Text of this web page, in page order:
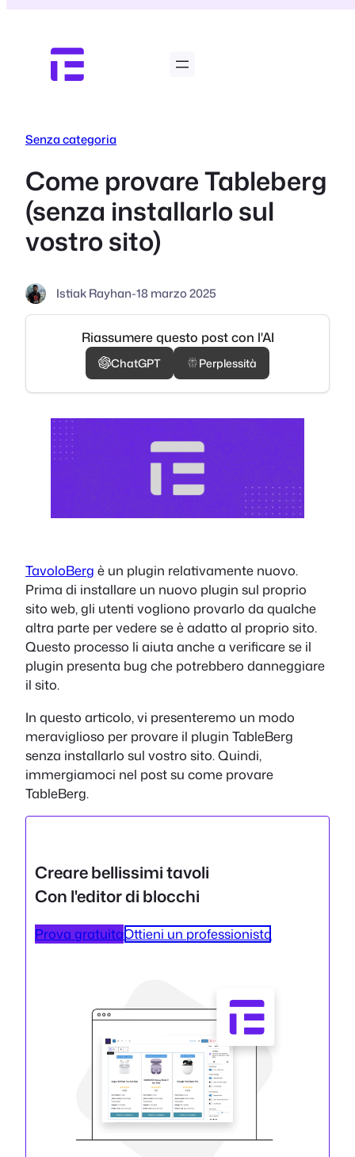
contenuto
Senza categoria
Come provare Tableberg
(senza installarlo sul
vostro sito)
Istiak Rayhan-18 marzo 2025
Riassumere questo post con l'AI
ChatGPT Perplessità
TavoloBerg è un plugin relativamente nuovo.
Prima di installare un nuovo plugin sul proprio
sito web, gli utenti vogliono provarlo da qualche
altra parte per vedere se è adatto al proprio sito.
Questo processo li aiuta anche a verificare se il
plugin presenta bug che potrebbero danneggiare
il sito.
In questo articolo, vi presenteremo un modo
meraviglioso per provare il plugin TableBerg
senza installarlo sul vostro sito. Quindi,
immergiamoci nel post su come provare
TableBerg.
Creare bellissimi tavoli
Con l'editor di blocchi
Prova gratuitaOttieni un professionista